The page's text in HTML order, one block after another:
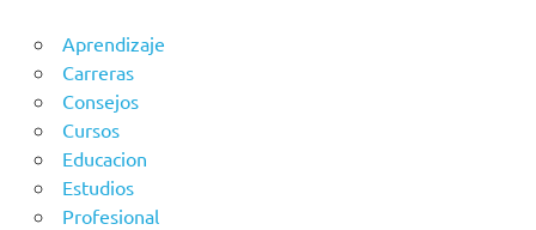
Aprendizaje
Carreras
Consejos
Cursos
Educacion
Estudios
Profesional